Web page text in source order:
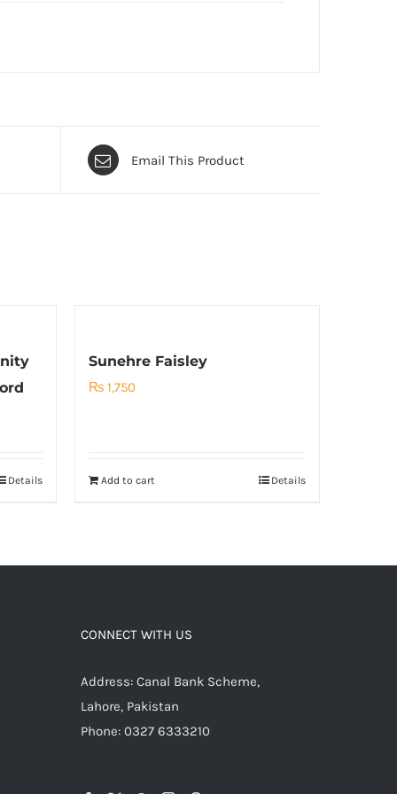
Email This Product
Details
Sunehre Faisley
₨1,750
Add to cart Details
CONNECT WITH US
Address: Canal Bank Scheme,
Lahore, Pakistan
Phone: 0327 6333210